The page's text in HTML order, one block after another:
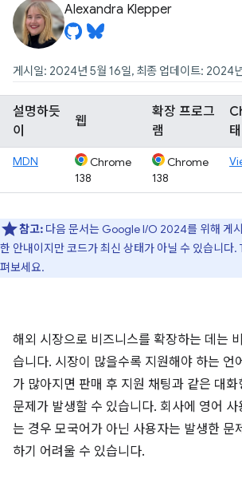
Alexandra Klepper
게시일: 2024년 5월 16일, 최종 업데이트: 2024
설명하듯
이
웹
확장 프로그
램
태
MDN
Chrome
138
Chrome
138
참고: 다음 문서는 Google I / O 2024를 위해 게
한 안내이지만 코드가 최신 상태가 아닐 수 있습니다
펴보세요.
해외 시장으로 비즈니스를 확장하는 데는
습니다. 시장이 많을수록 지원해야 하는 언
가 많아지면 판매 후 지원 채팅과 같은 대화
문제가 발생할 수 있습니다. 회사에 영어
는 경우 모국어가 아닌 사용자는 발생한 문
하기 어려울 수 있습니다.